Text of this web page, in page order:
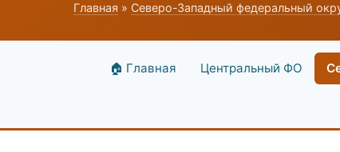
Главная » Северо-Западный федеральный
🏠 Главная Центральный ФО